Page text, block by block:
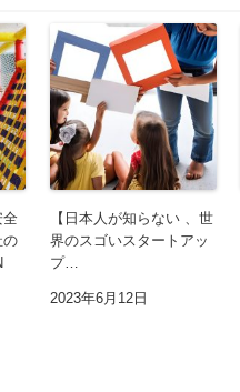
全
【日本人が知らない 、世
界のスゴいスタートアッ
プ…
2023年6月12日